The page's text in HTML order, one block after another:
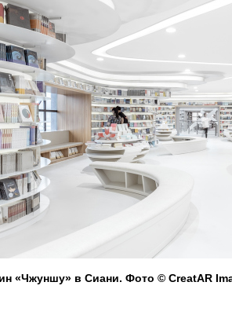
«Чжуншу» в Сиани. Фото © CreatAR